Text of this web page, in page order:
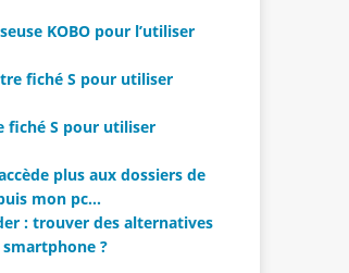
KOBO pour l’utiliser
fiché S pour utiliser
fiché S pour utiliser
plus aux dossiers de
mon pc…
: trouver des alternatives
?